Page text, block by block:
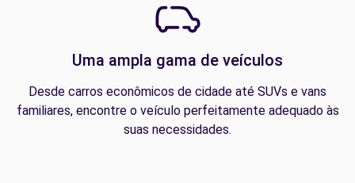
Uma ampla gama de veículos
Desde carros econômicos de cidade até SUVs e vans
familiares, encontre o veículo perfeitamente adequado às
suas necessidades.